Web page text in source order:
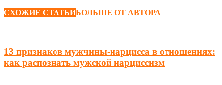
СХОЖИЕ СТАТЬИБОЛЬШЕ ОТ АВТОРА
13 признаков мужчины-нарцисса в отношениях:
как распознать мужской нарциссизм